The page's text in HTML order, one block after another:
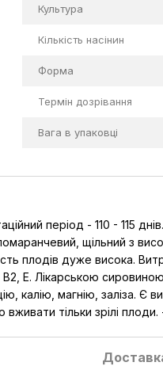
Культура
Кількість насінин
Форма
Термін дозрівання
Вага в упаковці
період - 110 - 115
щільний з
плодів дуже висока.
Е. Лікарською сировиною
калію, магнію,
тільки зрілі